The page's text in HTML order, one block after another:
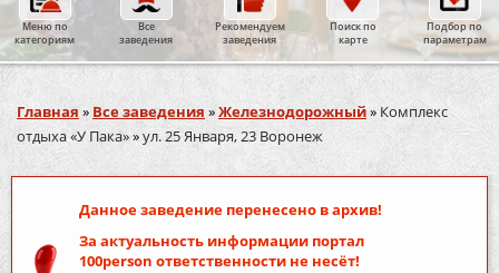
Меню по
категориям
Все
заведения
Рекомендуем
заведения
Поиск по
карте
Подбор по
параметрам
Вы здесь
Главная » Все заведения »Железнодорожный» Комплекс
отдыха «У Пака»»ул. 25 Января, 23 Воронеж
Данное заведение перенесено в архив!
За актуальность информации портал
100person ответственности не несёт!